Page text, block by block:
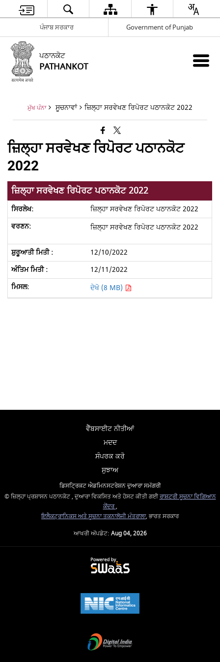
ਪੰਜਾਬ ਸਰਕਾਰ Government of Punjab
ਪਠਾਨਕੋਟ
PATHANKOT
ਮੁੱਖ ਪੰਨਾ ਸੂਚਨਾਵਾਂ ਜ਼ਿਲ੍ਹਾ ਸਰਵੇਖਣ ਰਿਪੋਰਟ ਪਠਾਨਕੋਟ 2022
ਜ਼ਿਲ੍ਹਾ ਸਰਵੇਖਣ ਰਿਪੋਰਟ ਪਠਾਨਕੋਟ
2022
ਜ਼ਿਲ੍ਹਾ ਸਰਵੇਖਣ ਰਿਪੋਰਟ ਪਠਾਨਕੋਟ 2022
ਜ਼ਿਲ੍ਹਾ ਸਰਵੇਖਣ ਰਿਪੋਰਟ ਪਠਾਨਕੋਟ 2022
ਜ਼ਿਲ੍ਹਾ ਸਰਵੇਖਣ ਰਿਪੋਰਟ ਪਠਾਨਕੋਟ 2022
12/10/2022
12/11/2022
ਦੇਖੋ (8 MB)
ਵੈੱਬਸਾਈਟ ਨੀਤੀਆਂ
ਮਦਦ
ਸੰਪਰਕ ਕਰੋ
ਸੁਝਾਅ
ਡਿਸਟ੍ਰਿਕਟ ਐਡਮਿਨਸਟਰੇਸ਼ਨ ਦੁਆਰਾ ਸਮੱਗਰੀ
© ਜ਼ਿਲ੍ਹਾ ਪ੍ਰਸ਼ਾਸਨ ਪਠਾਨਕੋਟ , ਦੁਆਰਾ ਵਿਕਸਿਤ ਅਤੇ ਹੋਸਟ ਕੀਤੀ ਗਈਰਾਸ਼ਟਰੀ ਸੂਚਨਾ ਵਿਗਿਆਨ
ਕੇਂਦਰ,
ਇਲੈਕਟ੍ਰਾਨਿਕਸ ਅਤੇ ਸੂਚਨਾ ਤਕਨਾਲੋਜੀ ਮੰਤਰਾਲਾ, ਭਾਰਤ ਸਰਕਾਰ
ਆਖਰੀ ਅੱਪਡੇਟ: Aug 04, 2026